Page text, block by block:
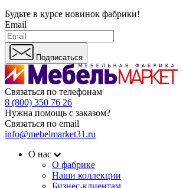
Будьте в курсе новинок фабрики!
Email
Подписаться
Связаться по телефонам
8 (800) 350 76 26
Нужна помощь с заказом?
Связаться по email
info@mebelmarket31.ru
О нас
О фабрике
Наши коллекции